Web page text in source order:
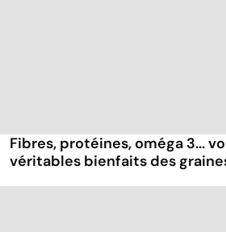
Fibres, protéines, oméga 3...
véritables bienfaits des